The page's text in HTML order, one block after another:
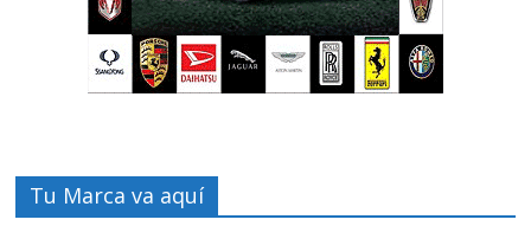
Tu Marca va aquí